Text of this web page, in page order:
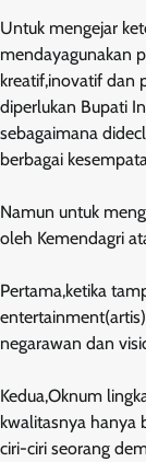
Untuk mengejar
mendayagunakan
kreatif,inovatif dan
diperlukan Bupati
sebagaimana
berbagai
Namun untuk
oleh Kemendagri
Pertama,ketika
negarawan dan
Kedua,Oknum
kwalitasnya hanya
ciri-ciri seorang